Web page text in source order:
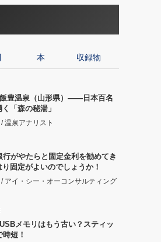
本 収録物
豊温泉（山形県）――日本百名
「森の秘湯」
温泉アナリスト
行がやたらと固定金利を勧めてき
り固定がよいのでしょうか！
アイ・シー・オーコンサルティング
メモリはもう古い？スティッ
短！